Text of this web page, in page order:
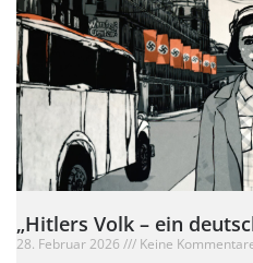
„Hitlers Volk – ein
28. Februar 2026 Keine